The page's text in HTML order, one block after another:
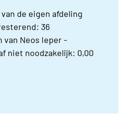
de eigen afdeling
36
van Neos Ieper -
niet noodzakelijk: 0,00